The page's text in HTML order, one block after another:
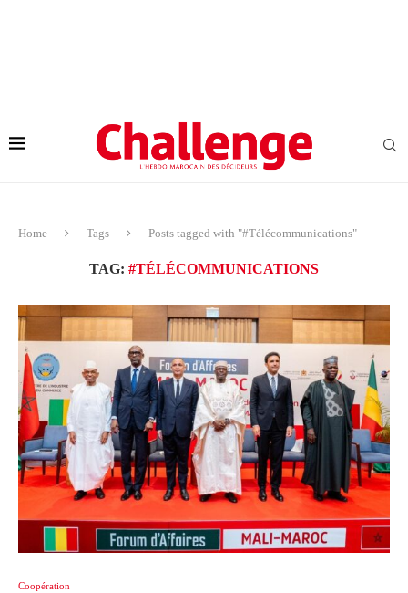
Home Tags Posts tagged with "#Télécommunications"
TAG: #TÉLÉCOMMUNICATIONS
Coopération